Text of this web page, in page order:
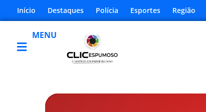
Início Destaques Polícia Esportes Região
MENU